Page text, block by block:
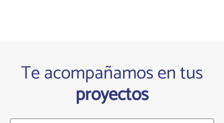
Te acompañamos en tus
proyectos